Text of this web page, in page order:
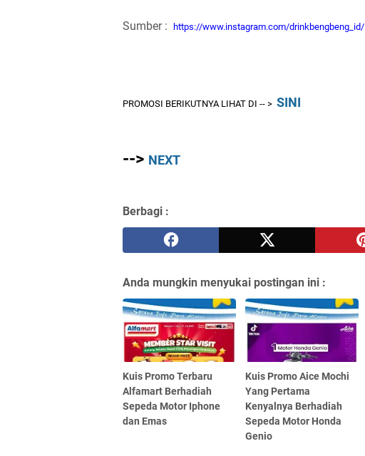
Sumber : https://www.instagram.com/drinkbengbeng_id/
PROMOSI BERIKUTNYA LIHAT DI -- > SINI
--> NEXT
Berbagi :
Anda mungkin menyukai postingan ini :
Kuis Promo Terbaru
Alfamart Berhadiah
Sepeda Motor Iphone
dan Emas
Kuis Promo Aice Mochi
Yang Pertama
Kenyalnya Berhadiah
Sepeda Motor Honda
Genio